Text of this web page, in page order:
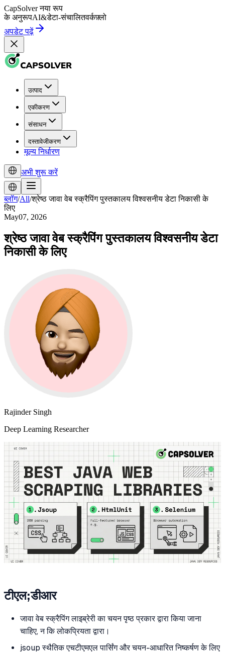
CapSolver नया रूप
के अनुरूपAI&डेटा-संचालितवर्कफ़्लो
अपडेट पढ़ें
उत्पाद
एकीकरण
संसाधन
दस्तावेजीकरण
मूल्य निर्धारण
अभी शुरू करें
ब्लॉग/All/श्रेष्ठ जावा वेब स्क्रैपिंग पुस्तकालय विश्वसनीय डेटा निकासी के
लिए
May07, 2026
श्रेष्ठ जावा वेब स्क्रैपिंग पुस्तकालय विश्वसनीय डेटा
निकासी के लिए
Rajinder Singh
Deep Learning Researcher
टीएल;डीआर
जावा वेब स्क्रैपिंग लाइब्रेरी का चयन पृष्ठ प्रकार द्वारा किया जाना
चाहिए, न कि लोकप्रियता द्वारा।
jsoup स्थैतिक एचटीएमएल पार्सिंग और चयन-आधारित निष्कर्षण के लिए